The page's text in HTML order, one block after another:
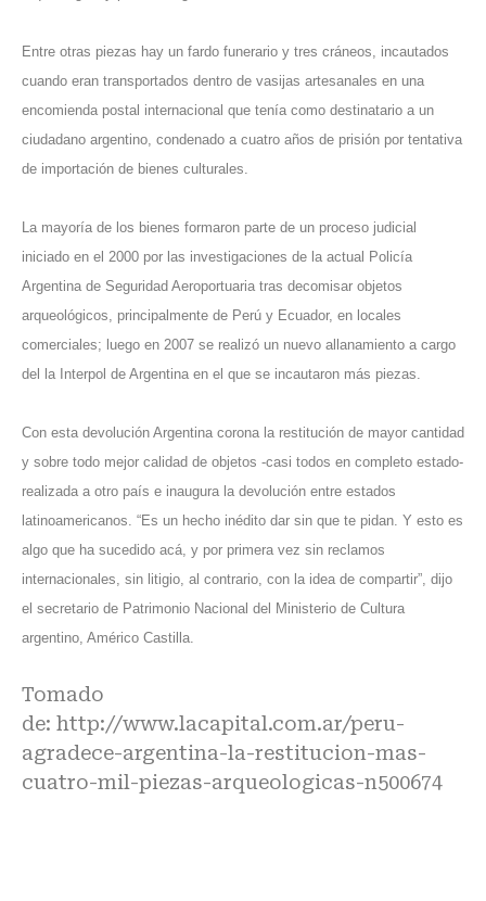
Entre otras piezas hay un fardo funerario y tres cráneos, incautados
cuando eran transportados dentro de vasijas artesanales en una
encomienda postal internacional que tenía como destinatario a un
ciudadano argentino, condenado a cuatro años de prisión por tentativa
de importación de bienes culturales.
La mayoría de los bienes formaron parte de un proceso judicial
iniciado en el 2000 por las investigaciones de la actual Policía
Argentina de Seguridad Aeroportuaria tras decomisar objetos
arqueológicos, principalmente de Perú y Ecuador, en locales
comerciales; luego en 2007 se realizó un nuevo allanamiento a cargo
del la Interpol de Argentina en el que se incautaron más piezas.
Con esta devolución Argentina corona la restitución de mayor cantidad
y sobre todo mejor calidad de objetos -casi todos en completo estado-
realizada a otro país e inaugura la devolución entre estados
latinoamericanos. “Es un hecho inédito dar sin que te pidan. Y esto es
algo que ha sucedido acá, y por primera vez sin reclamos
internacionales, sin litigio, al contrario, con la idea de compartir”, dijo
el secretario de Patrimonio Nacional del Ministerio de Cultura
argentino, Américo Castilla.
Tomado
de: http://www.lacapital.com.ar/peru-
agradece-argentina-la-restitucion-mas-
cuatro-mil-piezas-arqueologicas-n500674